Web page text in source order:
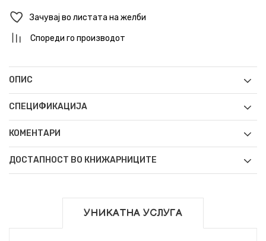
Зачувај во листата на желби
Спореди го производот
ОПИС
СПЕЦИФИКАЦИЈА
КОМЕНТАРИ
ДОСТАПНОСТ ВО КНИЖАРНИЦИТЕ
УНИКАТНА УСЛУГА